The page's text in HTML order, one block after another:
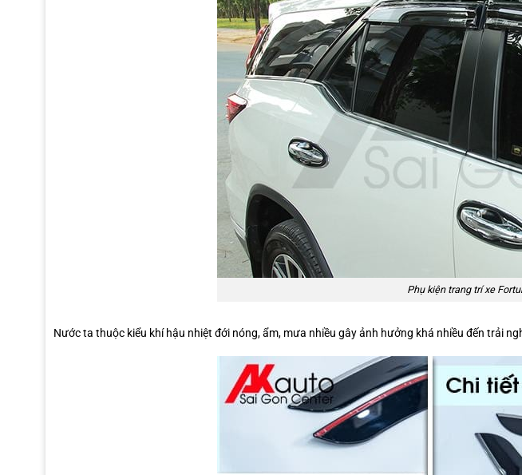
Phụ kiện trang trí xe
Nước ta thuộc kiểu khí hậu nhiệt đới nóng, ẩm, mưa nhiều gây ảnh hưởng khá nhiều đến trải